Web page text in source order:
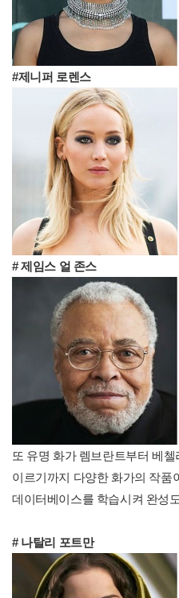
#제니퍼 로렌스
# 제임스 얼 존스
또 유명 화가 렘브란트부터 베
이르기까지 다양한 화가의 작품
데이터베이스를 학습시켜 완성
# 나탈리 포트만